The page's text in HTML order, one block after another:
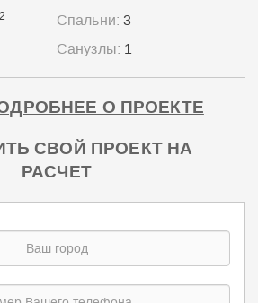
2 Спальни:3
Санузлы: 1
О ПРОЕКТЕ
СВОЙ ПРОЕКТ НА
РАСЧЕТ